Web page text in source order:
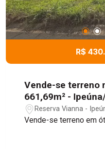
R$
Vende-se terreno
661,69m² -
Reserva Vianna -
Vende-se terreno em